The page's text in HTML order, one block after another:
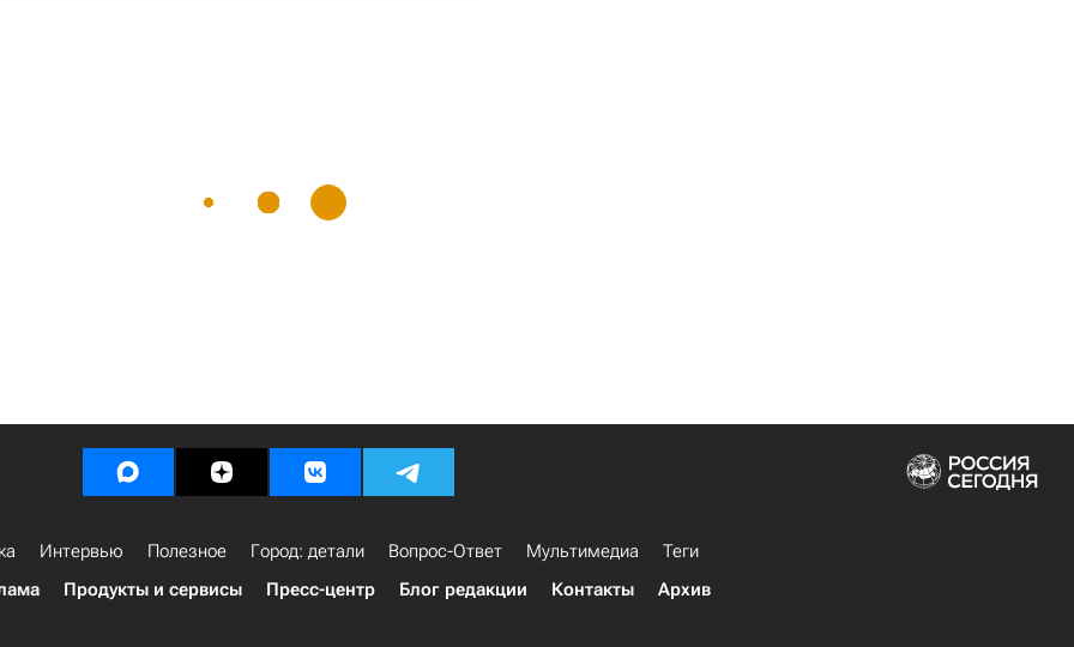
Интервью Полезное Город: детали Вопрос-Ответ Мультимедиа
Теги
Продукты и сервисы Пресс-центр Блог редакции Контакты Архив